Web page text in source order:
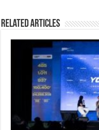
Related Articles